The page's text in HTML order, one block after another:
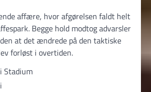
affære, hvor afgørelsen faldt helt
Begge hold modtog advarsler
at det ændrede på den taktiske
forløst i overtiden.
Stadium